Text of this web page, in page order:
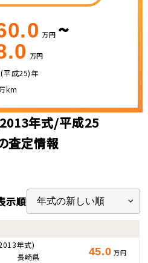
万円 ~
万円
平成25)年
km
年式/平成25
査定情報
示順
年式)
長崎県 45.0 万円